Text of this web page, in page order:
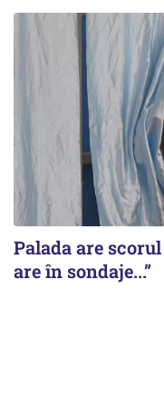
Palada are
are în sondaje...”